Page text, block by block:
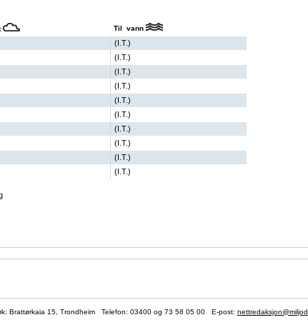
Til vann
(I.T.)
(I.T.)
(I.T.)
(I.T.)
(I.T.)
(I.T.)
(I.T.)
(I.T.)
(I.T.)
(I.T.)
Brattørkaia 15, Trondheim Telefon: 03400 og 73 58 05 00 E-post: